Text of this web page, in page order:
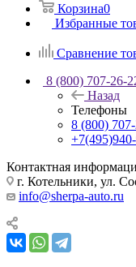
Корзина0
Избранные
Сравнение
8 (800) 707-26-
Назад
Телефоны
8 (800)
Контактная
г. Котельники, ул.
info@sherpa-auto.ru